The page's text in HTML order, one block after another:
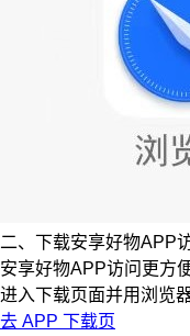
二、下载安享好物APP
安享好物APP访问更方
进入下载页面并用浏览
去 APP 下载页